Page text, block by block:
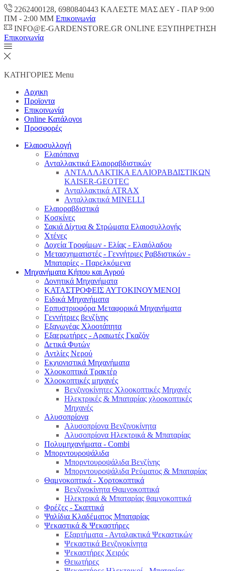
2262400128, 6980840443 ΚΑΛΕΣΤΕ ΜΑΣ ΔΕΥ - ΠΑΡ 9:00
ΠM - 2:00 ΜΜ Επικοινωνία
INFO@E-GARDENSTORE.GR ONLINE ΕΞΥΠΗΡΕΤΗΣH
Επικοινωνία
ΚΑΤΗΓΟΡΙΕΣ Menu
Αρχικη
Προϊοντα
Επικοινωνία
Online Κατάλογοι
Προσφορές
Ελαιοσυλλογή
Ελαιόπανα
Ανταλλακτικά Ελαιοραβδιστικών
ΑΝΤΑΛΛΑΚΤΙΚΑ ΕΛΑΙΟΡΑΒΔΙΣΤΙΚΩΝ
KAISER-GEOTEC
Ανταλλακτικά ATRAX
Ανταλλακτικά MINELLI
Ελαιοραβδιστικά
Κοσκίνες
Σακιά Δίχτυα & Στρώματα Ελαιοσυλλογής
Χτένες
Δοχεία Τροφίμων - Ελίας - Ελαιόλαδου
Μετασχηματιστές - Γεννήτριες Ραβδιστικών -
Μπαταρίες - Παρελκόμενα
Μηχανήματα Κήπου και Αγρού
Δονητικά Μηχανήματα
ΚΑΤΑΣΤΡΟΦΕΙΣ ΑΥΤΟΚΙΝΟΥΜΕΝΟΙ
Ειδικά Μηχανήματα
Eρπυστριοφόρα Μεταφορικά Μηχανήματα
Γεννήτριες βενζίνης
Εξαγωγέας Χλοοτάπητα
Εξαερωτήρες - Αραιωτές Γκαζόν
Δετικά Φυτών
Αντλίες Νερού
Εκχιονιστικά Μηχανήματα
Χλοοκοπτικά Τρακτέρ
Χλοοκοπτικές μηχανές
Βενζινοκίνητες Χλοοκοπτικές Μηχανές
Ηλεκτρικές & Μπαταρίας χλοοκοπτικές
Μηχανές
Αλυσοπρίονα
Αλυσοπρίονα Βενζινοκίνητα
Αλυσοπρίονα Ηλεκτρικά & Μπαταρίας
Πολυμηχανήματα - Combi
Μπορντουροψάλιδα
Μπορντουροψάλιδα Βενζίνης
Μπορντουροψάλιδα Ρεύματος & Μπαταρίας
Θαμνοκοπτικά - Χορτοκοπτικά
Βενζινοκίνητα Θαμνοκοπτικά
Ηλεκτρικά & Μπαταρίας θαμνοκοπτικά
Φρέζες - Σκαπτικά
Ψαλίδια Κλαδέματος Μπαταρίας
Ψεκαστικά & Ψεκαστήρες
Εξαρτήματα - Ανταλακτικά Ψεκαστικών
Ψεκαστικά Βενζινοκίνητα
Ψεκαστήρες Χειρός
Θειωτήρες